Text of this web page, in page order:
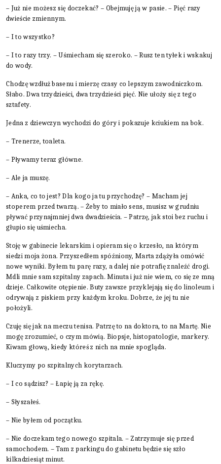
– Już nie możesz się doczekać? – Obejmuję ją w pasie. – Pięć razy
dwieście zmiennym.
– I to wszystko?
– I to razy trzy. – Uśmiecham się szeroko. – Rusz ten tyłek i wskakuj
do wody.
Chodzę wzdłuż basenu i mierzę czasy co lepszym zawodniczkom.
Słabo. Dwa trzydzieści, dwa trzydzieści pięć. Nie ułoży się z tego
sztafety.
Jedna z dziewczyn wychodzi do góry i pokazuje kciukiem na bok.
– Trenerze, toaleta.
– Pływamy teraz główne.
– Ale ja muszę.
– Anka, co to jest? Dla kogo ja tu przychodzę? – Macham jej
stoperem przed twarzą. – Żeby to miało sens, musisz w grudniu
pływać przynajmniej dwa dwadzieścia. – Patrzę, jak stoi bez ruchu i
głupio się uśmiecha.
Stoję w gabinecie lekarskim i opieram się o krzesło, na którym
siedzi moja żona. Przyszedłem spóźniony, Marta zdążyła omówić
nowe wyniki. Byłem tu parę razy, a dalej nie potrafię znaleźć drogi.
Mdli mnie sam szpitalny zapach. Minuta i już nie wiem, co się ze mną
dzieje. Całkowite otępienie. Buty zawsze przyklejają się do linoleum i
odrywają z piskiem przy każdym kroku. Dobrze, że jej tu nie
położyli.
Czuję się jak na meczu tenisa. Patrzę to na doktora, to na Martę. Nie
mogę zrozumieć, o czym mówią. Biopsje, histopatologie, markery.
Kiwam głową, kiedy któreś z nich na mnie spogląda.
Kluczymy po szpitalnych korytarzach.
– I co sądzisz? – Łapię ją za rękę.
– Słyszałeś.
– Nie byłem od początku.
– Nie doczekam tego nowego szpitala. – Zatrzymuje się przed
samochodem. – Tam z parkingu do gabinetu będzie się szło
kilkadziesiąt minut.